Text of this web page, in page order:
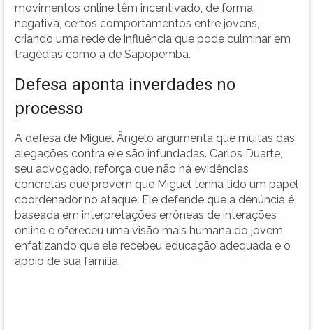
movimentos online têm incentivado, de forma
negativa, certos comportamentos entre jovens,
criando uma rede de influência que pode culminar em
tragédias como a de Sapopemba.
Defesa aponta inverdades no
processo
A defesa de Miguel Ângelo argumenta que muitas das
alegações contra ele são infundadas. Carlos Duarte,
seu advogado, reforça que não há evidências
concretas que provem que Miguel tenha tido um papel
coordenador no ataque. Ele defende que a denúncia é
baseada em interpretações errôneas de interações
online e ofereceu uma visão mais humana do jovem,
enfatizando que ele recebeu educação adequada e o
apoio de sua família.